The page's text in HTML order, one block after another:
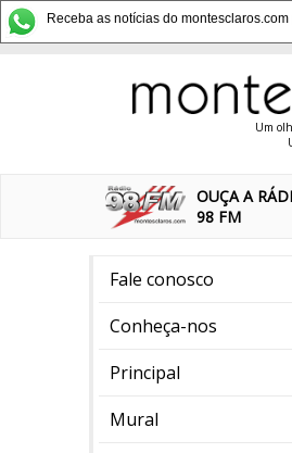
Receba as notícias do
Um
OUÇA A
98 FM
Fale conosco
Conheça-nos
Principal
Mural